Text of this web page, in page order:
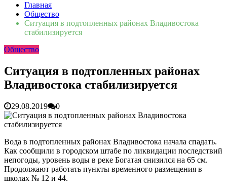
Сломалась бытовая техника во Владивостоке: как
быстро вернуть комфорт в дом и из...06.08.2026
Мобильная реклама на общественном транспорте: как
Во Владивостоке найдут хозяев незаконных сбросов в
Зарядка с полицейскими, бои кудо и семафорная азбука:
во Владивостоке прошла мас...07.07.2026
Вельгодский Олег Николаевич15.03.2026
Ходнева Василиса Валентиновна
Глушко Вячеслав Викторович15.03.2026
Аксенов Александр Валентинович
Главная
Общество
Ситуация в подтопленных районах Владивостока
стабилизируется
Общество
Ситуация в подтопленных районах
Владивостока стабилизируется
29.08.2019 0
Вода в подтопленных районах Владивостока начала спадать.
Как сообщили в городском штабе по ликвидации последствий
непогоды, уровень воды в реке Богатая снизился на 65 см.
Продолжают работать пункты временного размещения в
школах № 12 и 44.